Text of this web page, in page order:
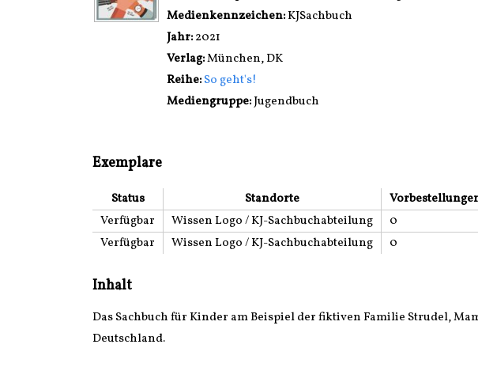
Medienkennzeichen:KJSachbuch
Jahr:2021
Verlag:München, DK
Reihe:So geht's!
Mediengruppe:Jugendbuch
Exemplare
Status Standorte
Verfügbar
Wissen Logo / KJ-Sachbuchabteilung
0
Verfügbar
Wissen Logo / KJ-Sachbuchabteilung 0
Inhalt
Das Sachbuch für Kinder am Beispiel der fiktiven Familie Strudel,
Deutschland.